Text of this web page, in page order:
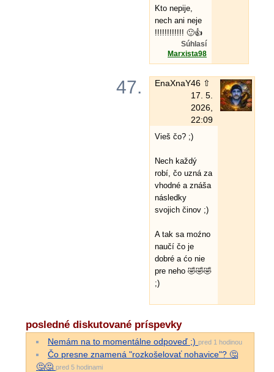
Kto nepije,
nech ani neje
!!!!!!!!!!!! 🙂👍
Súhlasí
Marxista98
47. EnaXnaY46 ⇧
17. 5.
2026,
22:09
Vieš čo? ;)
Nech každý
robí, čo uzná za
vhodné a znáša
následky
svojich činov ;)
A tak sa moźno
naučí čo je
dobré a ćo nie
pre neho 🤣🤣🤣
;)
posledné diskutované príspevky
Nemám na to momentálne odpoveď ;) pred 1 hodinou
Čo presne znamená "rozkošelovať nohavice"? 🤔
🤔🤔 pred 5 hodinami